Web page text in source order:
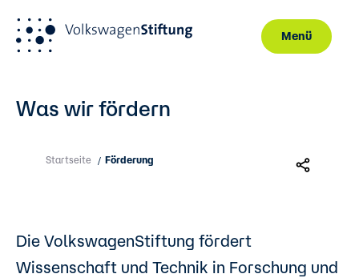
Menü
Was wir fördern
Startseite / Förderung
Die VolkswagenStiftung fördert
Wissenschaft und Technik in Forschung und